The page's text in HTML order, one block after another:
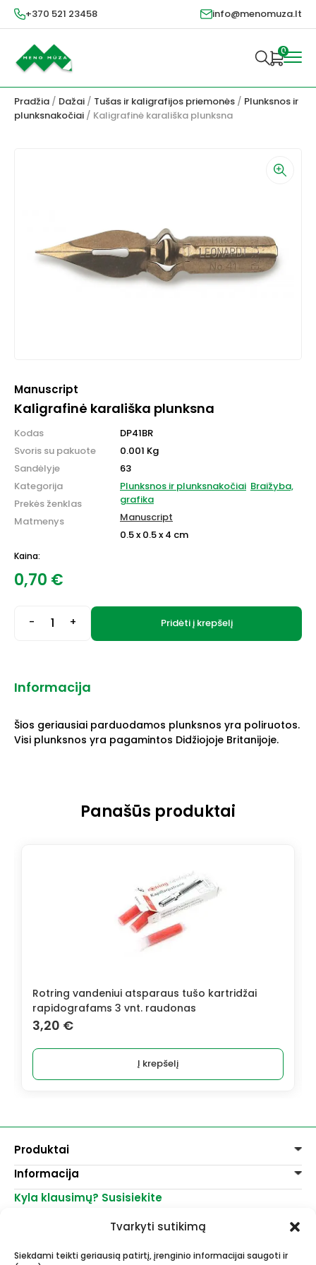
Tvarkyti sutikimą
Siekdami teikti geriausią patirtį, įrenginio informacijai saugoti ir
+370 521 23458 info@menomuza.lt
0
Pradžia / Dažai / Tušas ir kaligrafijos priemonės / Plunksnos ir
plunksnakočiai / Kaligrafinė karališka plunksna
Manuscript
Kaligrafinė karališka plunksna
Kodas
Svoris su pakuote
Sandėlyje
Kategorija
Prekės ženklas
Matmenys
DP41BR
0.001 Kg
63
Plunksnos ir plunksnakočiai Braižyba,
grafika
Manuscript
0.5 x 0.5 x 4 cm
Kaina:
0,70 €
- + Pridėti į krepšelį
Informacija
Šios geriausiai parduodamos plunksnos yra poliruotos.
Visi plunksnos yra pagamintos Didžiojoje Britanijoje.
Panašūs produktai
Rotring vandeniui atsparaus tušo kartridžai
rapidografams 3 vnt. raudonas
3,20 €
Į krepšelį
Produktai
Dažai
Dekoravimui
Lakai, skiedikliai
Akvarelinis popierius
Informacija
Pirkimo taisyklės
Parduotuvės
Kyla klausimų? Susisiekite
info@menomuza.lt